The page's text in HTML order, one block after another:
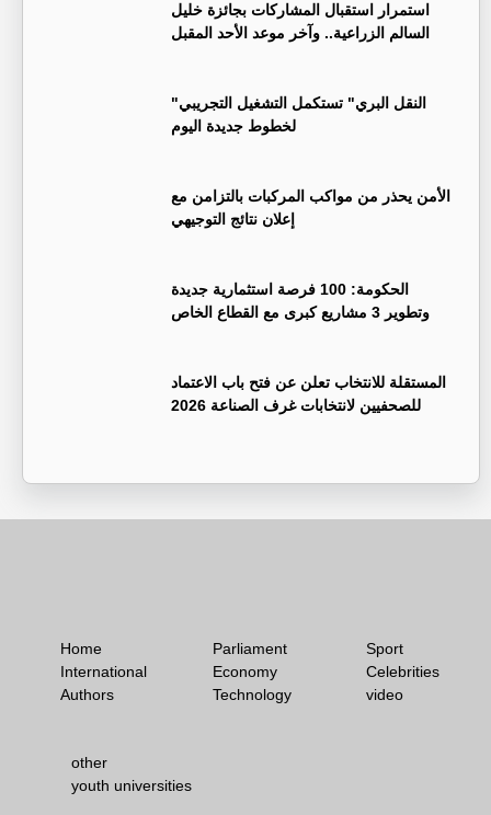
استمرار استقبال المشاركات بجائزة خليل
السالم الزراعية.. وآخر موعد الأحد المقبل
"النقل البري" تستكمل التشغيل التجريبي
لخطوط جديدة اليوم
الأمن يحذر من مواكب المركبات بالتزامن مع
إعلان نتائج التوجيهي
الحكومة: 100 فرصة استثمارية جديدة
وتطوير 3 مشاريع كبرى مع القطاع الخاص
المستقلة للانتخاب تعلن عن فتح باب الاعتماد
للصحفيين لانتخابات غرف الصناعة 2026
Home
International
Authors
Parliament
Economy
Technology
Sport
Celebrities
video
other
youth universities